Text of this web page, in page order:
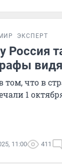
ЭКСПЕРТ
Россия
том, что в
1
11:00 411